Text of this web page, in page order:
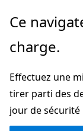
Passer
directement
au
principal
Passer
la
dans
la
page
Ce
charge.
Effectuez une
tirer parti des
jour de